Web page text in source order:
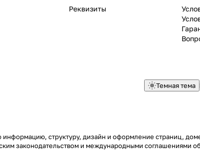
Реквизиты
Темная тема
информацию, структуру, дизайн и оформление страниц,
законодательством и международными соглашениями